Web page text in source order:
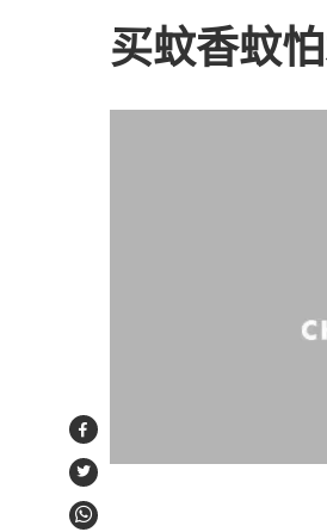
买蚊香蚊
Facebook
Twitter
WhatsApp